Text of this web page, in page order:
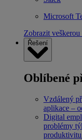
Microsoft
Zobrazit veškerou
Řešení
Oblíbené
Vzdálený
aplikace –
Digital
problémy